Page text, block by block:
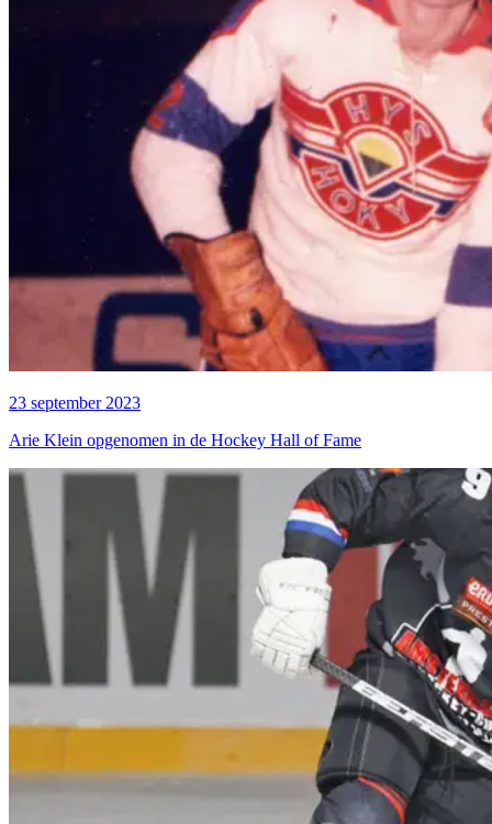
23 september 2023
Arie Klein opgenomen in de Hockey Hall of Fame